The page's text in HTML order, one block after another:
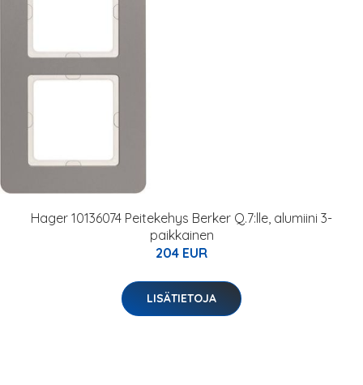
Hager 10136074 Peitekehys Berker Q.7:lle, alumiini 3-
paikkainen
204 EUR
LISÄTIETOJA